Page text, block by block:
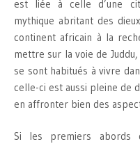
est liée à celle d’une
mythique abritant des
continent africain à la
mettre sur la voie de
se sont habitués à vivre
celle-ci est aussi pleine de
en affronter bien des
Si les premiers abords